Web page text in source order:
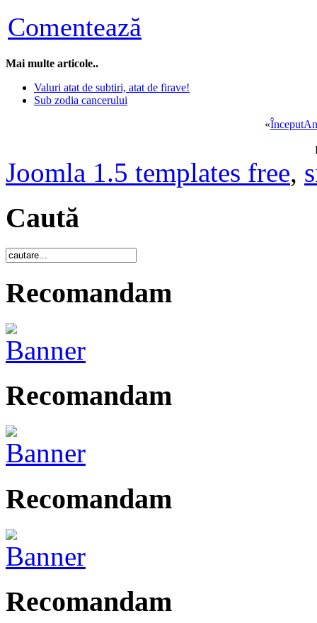
Comentează
Mai multe articole..
Valuri atat de subtiri, atat de firave!
Sub zodia cancerului
«Început
Joomla 1.5 templates free,
Caută
Recomandam
Recomandam
Recomandam
Recomandam